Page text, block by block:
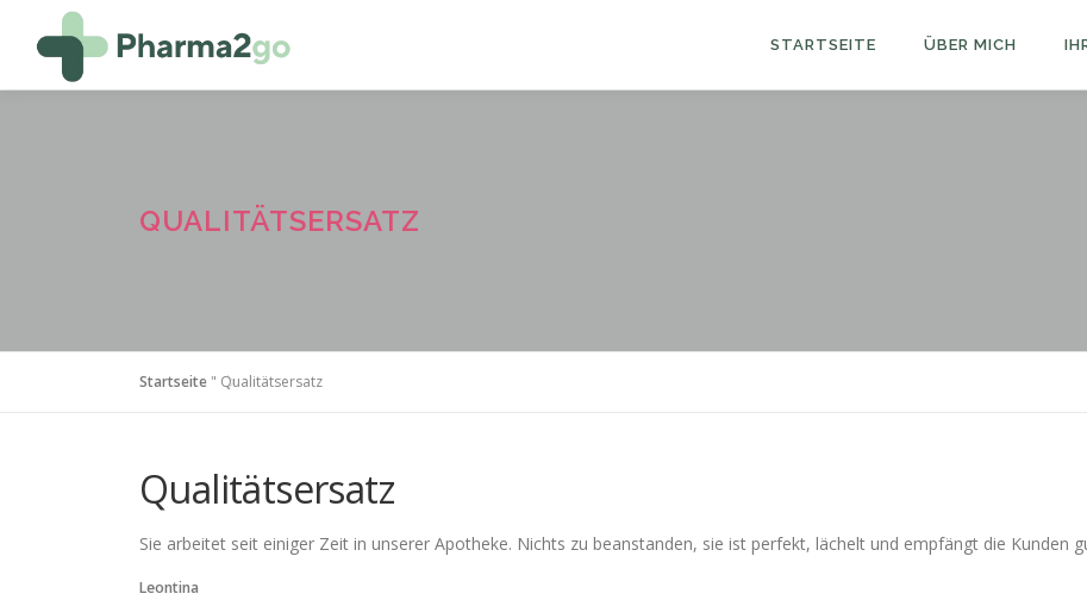
Inhalt
springen
STARTSEITE ÜBER MICH
QUALITÄTSERSATZ
Startseite " Qualitätsersatz
Qualitätsersatz
Sie arbeitet seit einiger Zeit in unserer Apotheke. Nichts zu beanstanden, sie ist perfekt, lächelt und empfängt die Kunden
Leontina